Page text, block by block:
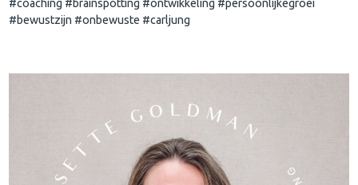
#coaching #brainspotting #ontwikkeling #persoonlijkegroei
#bewustzijn #onbewuste #carljung